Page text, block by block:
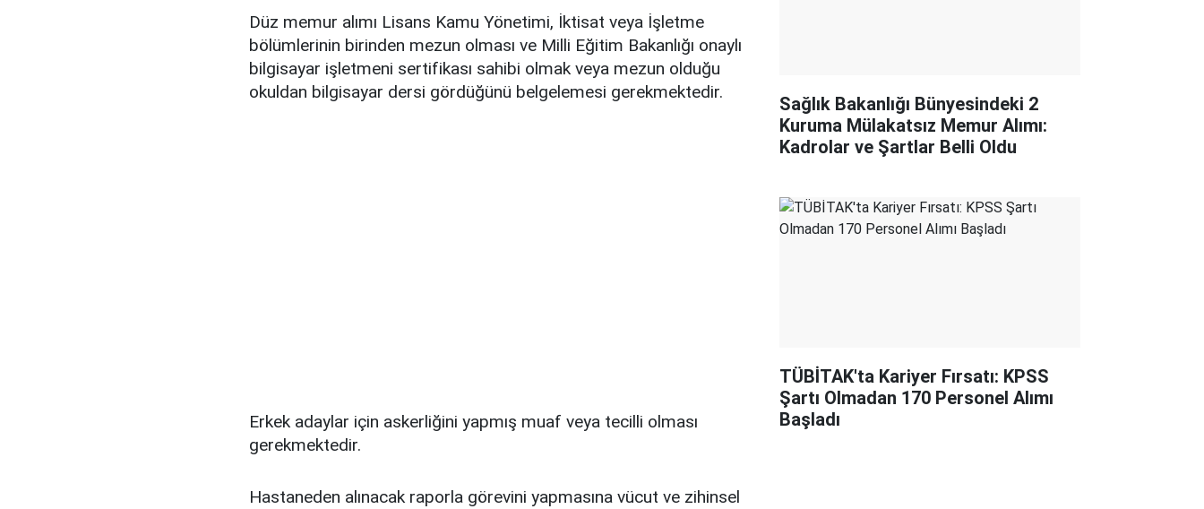
Düz memur alımı Lisans Kamu Yönetimi, İktisat veya İşletme
bölümlerinin birinden mezun olması ve Milli Eğitim Bakanlığı onaylı
bilgisayar işletmeni sertifikası sahibi olmak veya mezun olduğu
okuldan bilgisayar dersi gördüğünü belgelemesi gerekmektedir.
Erkek adaylar için askerliğini yapmış muaf veya tecilli olması
gerekmektedir.
Hastaneden alınacak raporla görevini yapmasına vücut ve zihinsel
Sağlık Bakanlığı Bünyesindeki 2
Kuruma Mülakatsız Memur Alımı:
Kadrolar ve Şartlar Belli Oldu
TÜBİTAK'ta Kariyer Fırsatı: KPSS
Şartı Olmadan 170 Personel Alımı
Başladı